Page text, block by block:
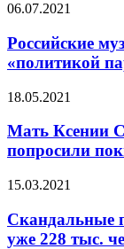
06.07.2021
Российские
«политикой
18.05.2021
Мать Ксении
попросили
15.03.2021
Скандальные
уже 228 тыс.